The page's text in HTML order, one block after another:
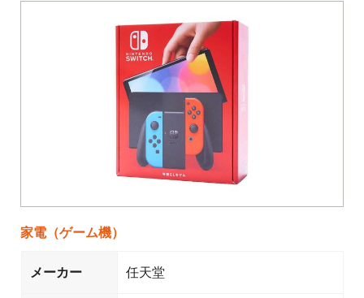
家電（ゲーム機）
メーカー 任天堂